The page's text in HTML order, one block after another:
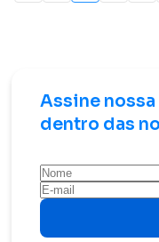
Assine
dentro das